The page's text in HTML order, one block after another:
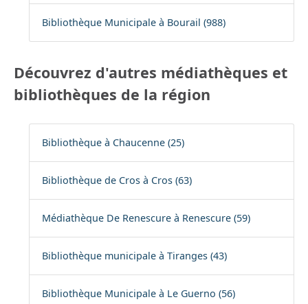
Bibliothèque Municipale à Bourail (988)
Découvrez d'autres médiathèques et
bibliothèques de la région
Bibliothèque à Chaucenne (25)
Bibliothèque de Cros à Cros (63)
Médiathèque De Renescure à Renescure (59)
Bibliothèque municipale à Tiranges (43)
Bibliothèque Municipale à Le Guerno (56)